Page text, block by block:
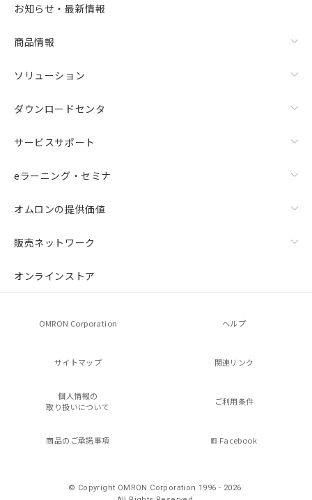
お知らせ・最新情報
商品情報
ソリューション
ダウンロードセンタ
サービスサポート
eラーニング・セミナ
オムロンの提供価値
販売ネットワーク
オンラインストア
OMRON Corporation ヘルプ
サイトマップ 関連リンク
個人情報の
取り扱いについて
ご利用条件
商品のご承諾事項 Facebook
© Copyright OMRON Corporation 1996 - 2026.